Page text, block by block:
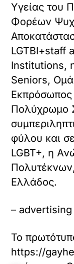
Υγείας του
Φορέων
LGTBI+staff
Institutions,
Seniors,
Εκπρόσωπος
Πολύχρωμο
φύλου και
LGBT+, η
Ελλάδος.
– advertising
Το
https://